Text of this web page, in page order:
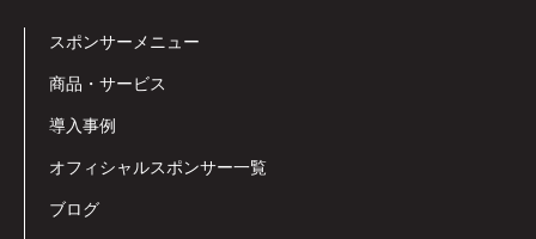
スポンサーメニュー
商品・サービス
導入事例
オフィシャルスポンサー一覧
ブログ